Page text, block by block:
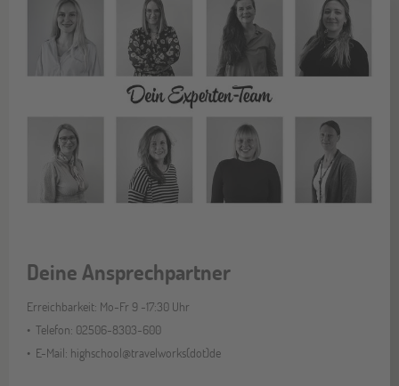
Deine Ansprechpartner
Erreichbarkeit: Mo-Fr 9 -17:30 Uhr
Telefon: 02506-8303-600
E-Mail: highschool@travelworks(dot)de